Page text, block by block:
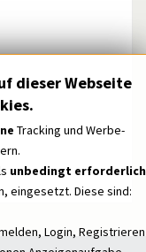
dieser Webseite
Tracking und Werbe-
unbedingt erforderlich
eingesetzt. Diese sind:
Login, Registrieren